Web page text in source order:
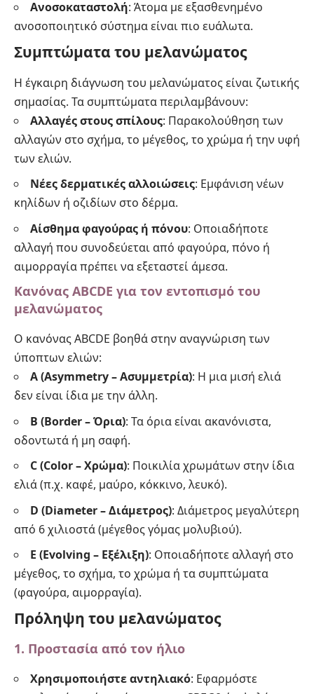
Ανοσοκαταστολή: Άτομα με εξασθενημένο
ανοσοποιητικό σύστημα είναι πιο ευάλωτα.
Συμπτώματα του μελανώματος
Η έγκαιρη διάγνωση του μελανώματος είναι ζωτικής
σημασίας. Τα συμπτώματα περιλαμβάνουν:
Αλλαγές στους σπίλους: Παρακολούθηση των
αλλαγών στο σχήμα, το μέγεθος, το χρώμα ή την υφή
των ελιών.
Νέες δερματικές αλλοιώσεις: Εμφάνιση νέων
κηλίδων ή οζιδίων στο δέρμα.
Αίσθημα φαγούρας ή πόνου: Οποιαδήποτε
αλλαγή που συνοδεύεται από φαγούρα, πόνο ή
αιμορραγία πρέπει να εξεταστεί άμεσα.
Κανόνας ABCDE για τον εντοπισμό του
μελανώματος
Ο κανόνας ABCDE βοηθά στην αναγνώριση των
ύποπτων ελιών:
A (Asymmetry – Ασυμμετρία): Η μια μισή ελιά
δεν είναι ίδια με την άλλη.
B (Border – Όρια): Τα όρια είναι ακανόνιστα,
οδοντωτά ή μη σαφή.
C (Color – Χρώμα): Ποικιλία χρωμάτων στην ίδια
ελιά (π.χ. καφέ, μαύρο, κόκκινο, λευκό).
D (Diameter – Διάμετρος): Διάμετρος μεγαλύτερη
από 6 χιλιοστά (μέγεθος γόμας μολυβιού).
E (Evolving – Εξέλιξη): Οποιαδήποτε αλλαγή στο
μέγεθος, το σχήμα, το χρώμα ή τα συμπτώματα
(φαγούρα, αιμορραγία).
Πρόληψη του μελανώματος
1. Προστασία από τον ήλιο
Χρησιμοποιήστε αντηλιακό: Εφαρμόστε